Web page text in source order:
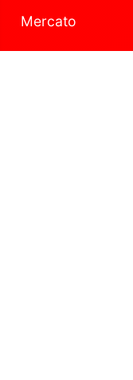
Mercato